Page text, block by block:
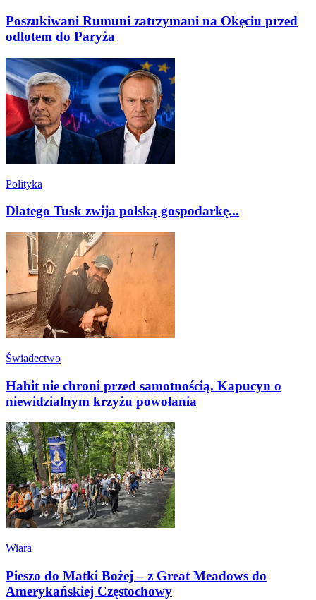
Poszukiwani Rumuni zatrzymani na Okęciu przed
odlotem do Paryża
Polityka
Dlatego Tusk zwija polską gospodarkę...
Świadectwo
Habit nie chroni przed samotnością. Kapucyn o
niewidzialnym krzyżu powołania
Wiara
Pieszo do Matki Bożej – z Great Meadows do
Amerykańskiej Częstochowy